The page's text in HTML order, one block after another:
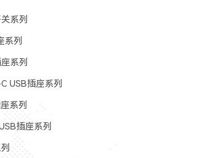
系列
系列
系列
USB插座系列
系列
插座系列